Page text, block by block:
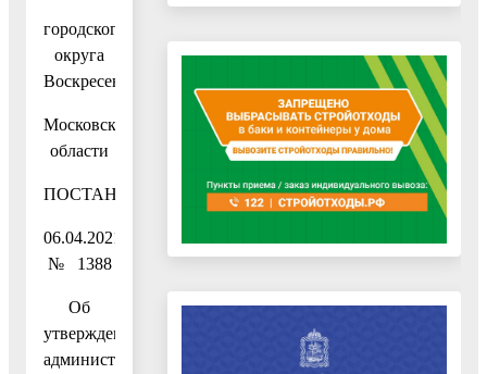
городского
округа
Воскресенск
Московской
области
ПОСТАНОВЛЕНИЕ
06.04.2021
№ 1388
Об
утверждении
административного